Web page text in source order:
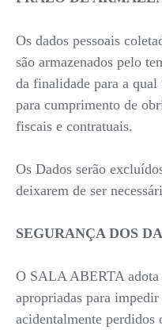
Os dados pessoais
são armazenados pelo
da finalidade para a
para cumprimento de
fiscais e contratuais.
Os Dados serão
deixarem de ser
SEGURANÇA DOS
O SALA ABERTA adota
apropriadas para impedir
acidentalmente perdidos